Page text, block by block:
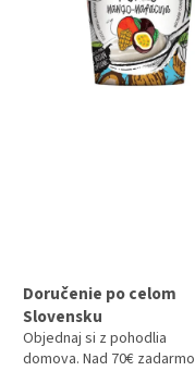
Doručenie po celom
Slovensku
Objednaj si z pohodlia
domova. Nad 70€ zadarmo